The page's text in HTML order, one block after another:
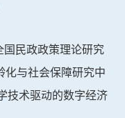
国民政政策理论研究
化与社会保障研究中
技术驱动的数字经济